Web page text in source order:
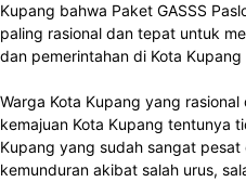
Kupang bahwa Paket GASSS
paling rasional dan tepat untuk
dan pemerintahan di Kota
Warga Kota Kupang yang
kemajuan Kota Kupang tentunya
Kupang yang sudah sangat
kemunduran akibat salah urus,